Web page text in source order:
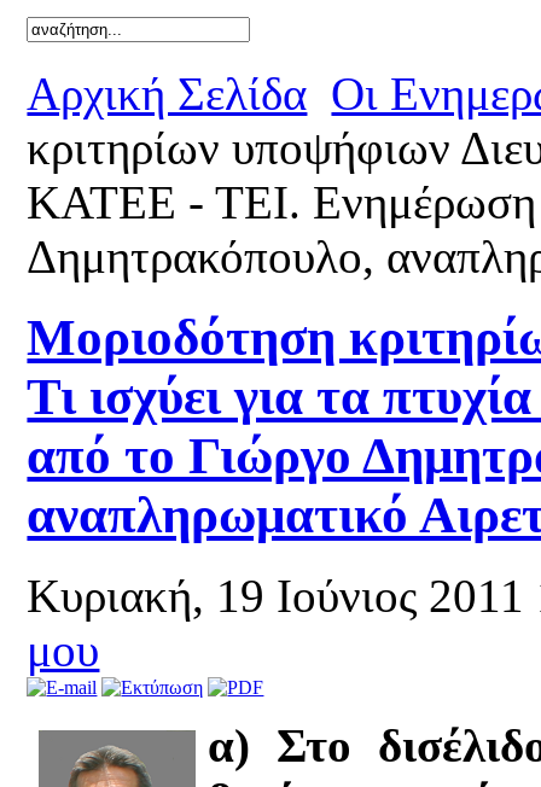
Αρχική Σελίδα Οι
κριτηρίων υποψήφιων
ΚΑΤΕΕ - ΤΕΙ. Ενημέρωση
Δημητρακόπουλο,
Μοριοδότηση
Τι ισχύει για τα
από το Γιώργο
αναπληρωματικό
Κυριακή, 19 Ιούνιος
μου
α) Στο